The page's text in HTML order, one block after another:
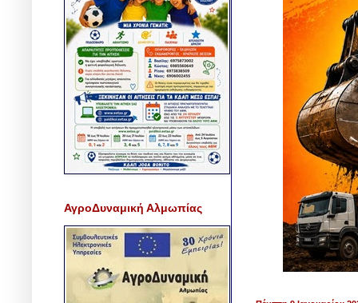
ΑγροΔυναμική Αλμωπίας